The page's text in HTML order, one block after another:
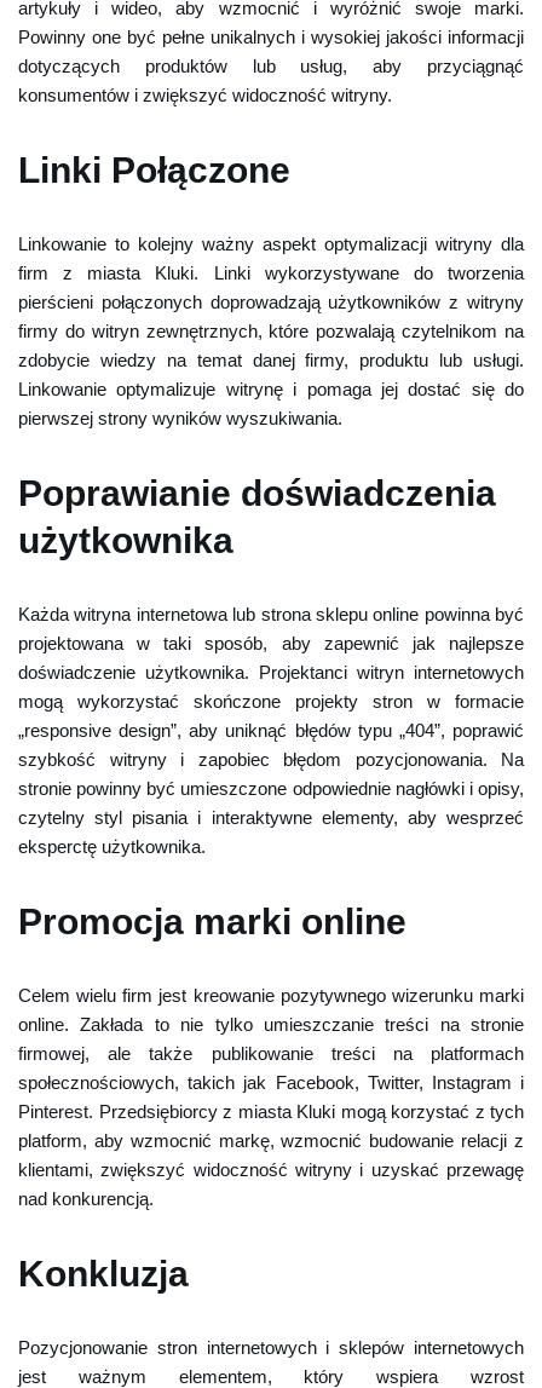
artykuły i wideo, aby wzmocnić i wyróżnić swoje marki.
Powinny one być pełne unikalnych i wysokiej jakości informacji
dotyczących produktów lub usług, aby przyciągnąć
konsumentów i zwiększyć widoczność witryny.
Linki Połączone
Linkowanie to kolejny ważny aspekt optymalizacji witryny dla
firm z miasta Kluki. Linki wykorzystywane do tworzenia
pierścieni połączonych doprowadzają użytkowników z witryny
firmy do witryn zewnętrznych, które pozwalają czytelnikom na
zdobycie wiedzy na temat danej firmy, produktu lub usługi.
Linkowanie optymalizuje witrynę i pomaga jej dostać się do
pierwszej strony wyników wyszukiwania.
Poprawianie doświadczenia
użytkownika
Każda witryna internetowa lub strona sklepu online powinna być
projektowana w taki sposób, aby zapewnić jak najlepsze
doświadczenie użytkownika. Projektanci witryn internetowych
mogą wykorzystać skończone projekty stron w formacie
„responsive design”, aby uniknąć błędów typu „404”, poprawić
szybkość witryny i zapobiec błędom pozycjonowania. Na
stronie powinny być umieszczone odpowiednie nagłówki i opisy,
czytelny styl pisania i interaktywne elementy, aby wesprzeć
eksperctę użytkownika.
Promocja marki online
Celem wielu firm jest kreowanie pozytywnego wizerunku marki
online. Zakłada to nie tylko umieszczanie treści na stronie
firmowej, ale także publikowanie treści na platformach
społecznościowych, takich jak Facebook, Twitter, Instagram i
Pinterest. Przedsiębiorcy z miasta Kluki mogą korzystać z tych
platform, aby wzmocnić markę, wzmocnić budowanie relacji z
klientami, zwiększyć widoczność witryny i uzyskać przewagę
nad konkurencją.
Konkluzja
Pozycjonowanie stron internetowych i sklepów internetowych
jest ważnym elementem, który wspiera wzrost